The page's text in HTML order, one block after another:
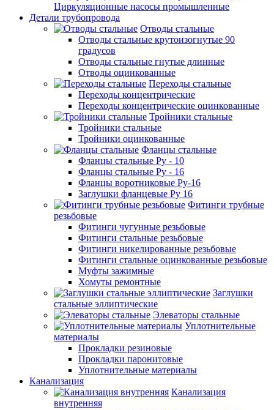
Циркуляционные насосы промышленные
Детали трубопровода
Отводы стальные
Отводы стальные крутоизогнутые 90
градусов
Отводы стальные гнутые длинные
Отводы оцинкованные
Переходы стальные
Переходы концентрические
Переходы концентрические оцинкованные
Тройники стальные
Тройники стальные
Тройники оцинкованные
Фланцы стальные
Фланцы стальные Ру - 10
Фланцы стальные Ру - 16
Фланцы воротниковые Ру-16
Заглушки фланцевые Ру 16
Фитинги трубные
резьбовые
Фитинги чугунные резьбовые
Фитинги стальные резьбовые
Фитинги никелированные резьбовые
Фитинги стальные оцинкованные резьбовые
Муфты зажимные
Хомуты ремонтные
Заглушки
стальные эллиптические
Элеваторы стальные
Уплотнительные
материалы
Прокладки резиновые
Прокладки паронитовые
Уплотнительные материалы
Канализация
Канализация
внутренняя